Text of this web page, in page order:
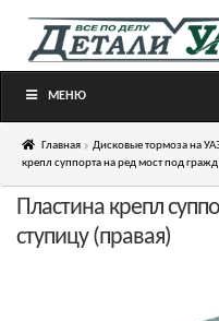
Перейти
Перейти
МЕНЮ
Главная Дисковые тормоза на
крепл суппорта на ред мост под гражд
Пластина крепл
ступицу (правая)